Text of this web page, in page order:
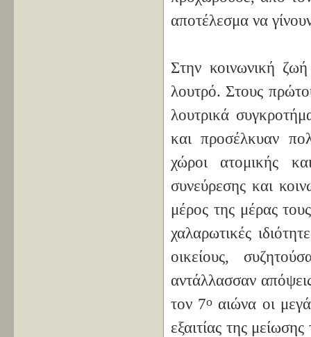
αποτέλεσμα να
Στην κοινωνική
λουτρό. Στους
λουτρικά
και προσέλκυαν
χώροι ατομικής
συνεύρεσης και
μέρος της μέρας
χαλαρωτικές
οικείους,
αντάλλασσαν
τον 7ο αιώνα οι
εξαιτίας της